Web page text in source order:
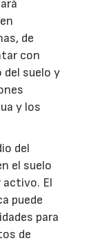
de
con
suelo y
y los
del
el suelo
activo. El
puede
para
de